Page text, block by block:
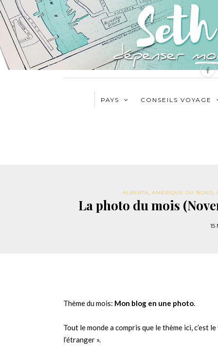
PAYS CONSEILS VOYAGE
ALBERTA, AMÉRIQUE DU NORD,
La photo du mois
15
Thème du mois: Mon blog en une photo.
Tout le monde a compris que le thème ici, c’est
l’étranger ».